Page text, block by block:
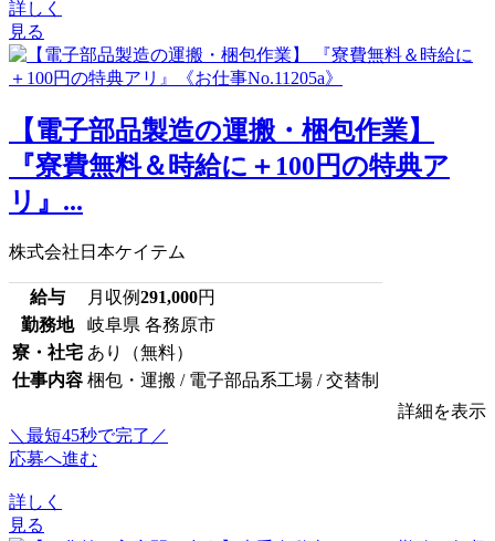
詳しく
見る
【電子部品製造の運搬・梱包作業】
『寮費無料＆時給に＋100円の特典ア
リ』...
株式会社日本ケイテム
給与 月収例291,000円
勤務地
岐阜県 各務原市
寮・社宅 あり（無料）
仕事内容 梱包・運搬 / 電子部品系工場 / 交替制
詳細を表示
＼最短45秒で完了／
応募へ進む
詳しく
見る